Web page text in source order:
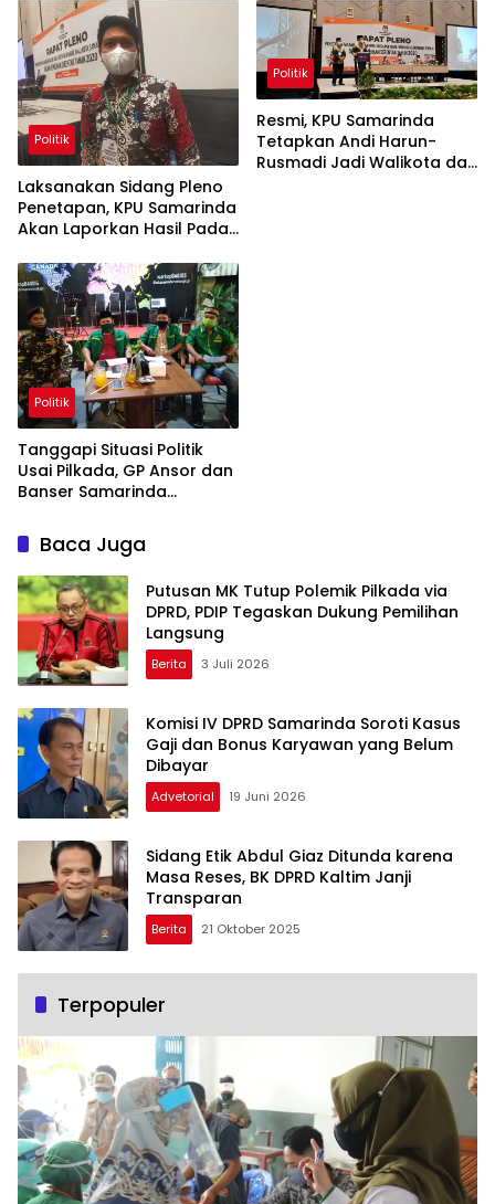
Politik
Laksanakan Sidang Pleno
Penetapan, KPU Samarinda
Akan Laporkan Hasil Pada
Hingga Presiden
Politik
Resmi, KPU Samarinda
Tetapkan Andi Harun-
Rusmadi Jadi Walikota dan
Politik
Tanggapi Situasi Politik
Usai Pilkada, GP Ansor dan
Banser Samarinda
SikapBaca Juga
Putusan MK Tutup Polemik Pilkada via
DPRD, PDIP Tegaskan Dukung Pemilihan
Langsung
Berita 3 Juli 2026
Komisi IV DPRD Samarinda Soroti Kasus
Gaji dan Bonus Karyawan yang Belum
Dibayar
Advetorial 19 Juni 2026
Sidang Etik Abdul Giaz Ditunda karena
Masa Reses, BK DPRD Kaltim Janji
Transparan
Berita 21 Oktober 2025
Terpopuler